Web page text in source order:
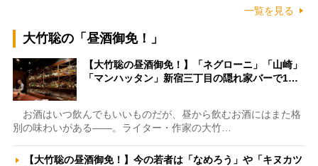
一覧を見る
大竹聡の「昼酒御免！」
【大竹聡の昼酒御免！】「ネグローニ」「山崎」
「マンハッタン」新宿三丁目の隠れ家バーで1…
お酒はいつ飲んでもいいものだが、昼から飲むお酒にはまた格
別の味わいがある――。ライター・作家の大竹…
【大竹聡の昼酒御免！】今の若者は「なめろう」や「キヌカツ